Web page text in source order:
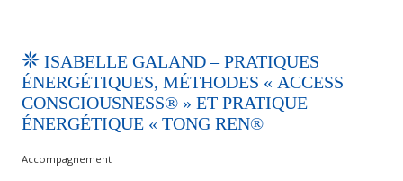
ISABELLE GALAND – PRATIQUES
ÉNERGÉTIQUES, MÉTHODES « ACCESS
CONSCIOUSNESS® » ET PRATIQUE
ÉNERGÉTIQUE « TONG REN®
Accompagnement